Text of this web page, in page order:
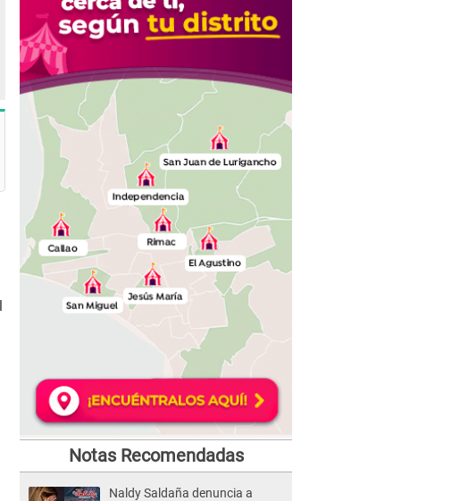
Notas Recomendadas
Naldy Saldaña denuncia a